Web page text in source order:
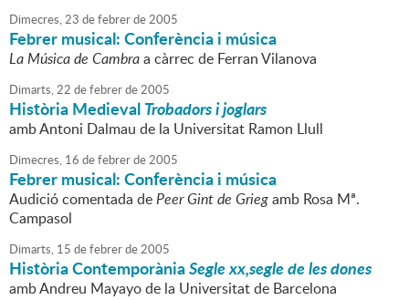
Dimecres,23 defebrerde2005
Febrer musical: Conferència i música
La Música de Cambraa càrrec de Ferran Vilanova
Dimarts,22 defebrerde2005
Història MedievalTrobadors i joglars
amb Antoni Dalmau de la Universitat Ramon Llull
Dimecres, 16 defebrerde2005
Febrer musical: Conferència i música
Audició comentada dePeer Gint de Griegamb Rosa Mª.
Campasol
Dimarts, 15 defebrerde2005
Història ContemporàniaSegle xx,segle de les dones
amb Andreu Mayayo de la Universitat de Barcelona